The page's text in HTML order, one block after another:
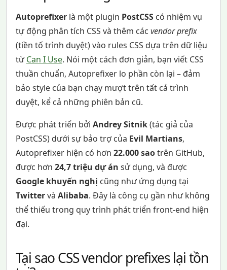
Autoprefixerlà một plugin PostCSScó nhiệm vụ
tự động phân tích CSS và thêm các vendor prefix
(tiền tố trình duyệt) vào rules CSS dựa trên dữ liệu
từCan I Use. Nói một cách đơn giản, bạn viết CSS
thuần chuẩn, Autoprefixer lo phần còn lại – đảm
bảo style của bạn chạy mượt trên tất cả trình
duyệt, kể cả những phiên bản cũ.
Được phát triển bởi Andrey Sitnik(tác giả của
PostCSS) dưới sự bảo trợ của Evil Martians,
Autoprefixer hiện có hơn 22.000 saotrên GitHub,
được hơn 24,7 triệu dự án sử dụng, và được
Google khuyến nghị cũng như ứng dụng tại
Twittervà Alibaba. Đây là công cụ gần như không
thể thiếu trong quy trình phát triển front-end hiện
đại.
Tại sao CSS vendor prefixes lại tồn